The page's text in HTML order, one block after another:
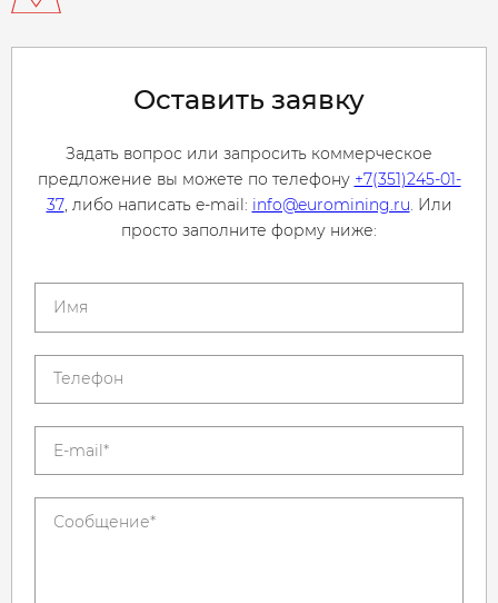
Оставить заявку
Задать вопрос или запросить коммерческое
предложение вы можете по телефону +7(351)245-01-
37, либо написать e-mail: info@euromining.ru. Или
просто заполните форму ниже: